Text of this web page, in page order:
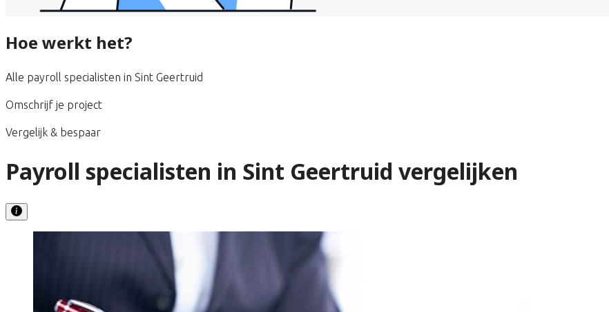
Hoe werkt het?
Alle payroll specialisten in Sint Geertruid
Omschrijf je project
Vergelijk & bespaar
Payroll specialisten in Sint Geertruid vergelijken